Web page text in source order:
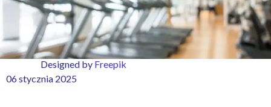
06 stycznia 2025
Designed by Freepik